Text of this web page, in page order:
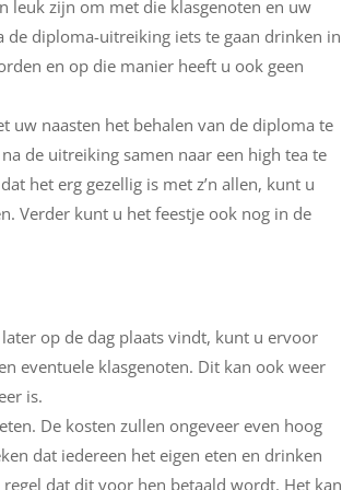
leuk zijn om met die klasgenoten en uw
diploma-uitreiking iets te gaan drinken in
en op die manier heeft u ook geen
uw naasten het behalen van de diploma te
de uitreiking samen naar een high tea te
het erg gezellig is met z’n allen, kunt u
Verder kunt u het feestje ook nog in de
op de dag plaats vindt, kunt u ervoor
eventuele klasgenoten. Dit kan ook weer
is.
De kosten zullen ongeveer even hoog
dat iedereen het eigen eten en drinken
dat dit voor hen betaald wordt. Het kan